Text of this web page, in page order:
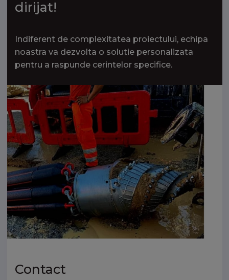
dirijat!
Indiferent de complexitatea proiectului, echipa
noastra va dezvolta o solutie personalizata
pentru a raspunde cerintelor specifice.
Contact